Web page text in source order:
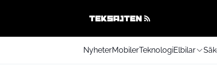
NyheterMobilerTeknologiElbilar